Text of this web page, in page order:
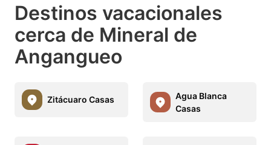
Destinos vacacionales
cerca de Mineral de
Angangueo
Zitácuaro Casas
Agua Blanca
Casas